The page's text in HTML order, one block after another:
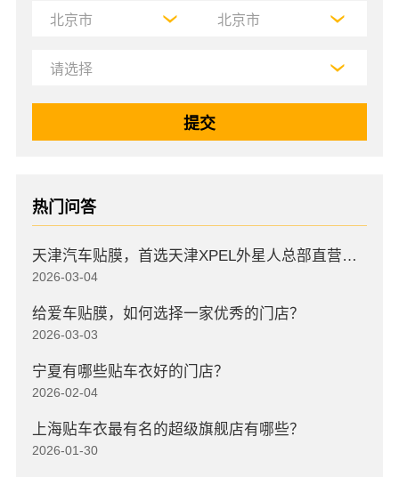
热门问答
天津汽车贴膜，首选天津XPEL外星人总部直营店，高口碑店
2026-03-04
给爱车贴膜，如何选择一家优秀的门店？
2026-03-03
宁夏有哪些贴车衣好的门店？
2026-02-04
上海贴车衣最有名的超级旗舰店有哪些？
2026-01-30